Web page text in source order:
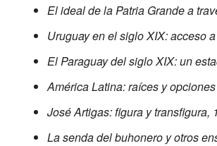
El ideal de la Patria Grande a
Uruguay en el siglo XIX: acceso
El Paraguay del siglo XIX: un
América Latina: raíces y opciones
José Artigas: figura y transfigura,
La senda del buhonero y otros